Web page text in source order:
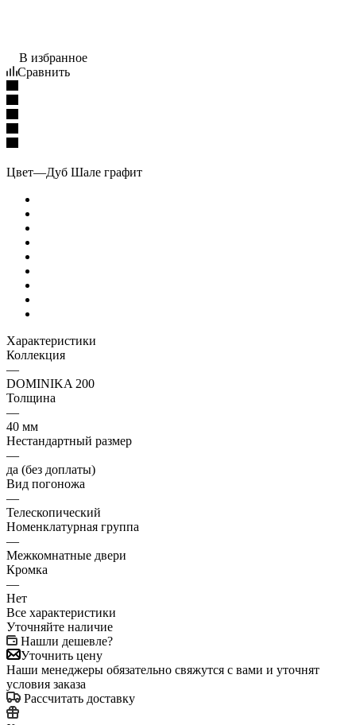
В избранное
Сравнить
Цвет—Дуб Шале графит
Характеристики
Коллекция
—
DOMINIKA 200
Толщина
—
40 мм
Нестандартный размер
—
да (без доплаты)
Вид погоножа
—
Телескопический
Номенклатурная группа
—
Межкомнатные двери
Кромка
—
Нет
Все характеристики
Уточняйте наличие
Нашли дешевле?
Уточнить цену
Наши менеджеры обязательно свяжутся с вами и уточнят
условия заказа
Рассчитать доставку